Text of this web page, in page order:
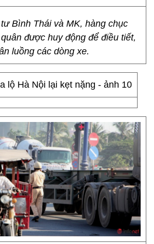
Bình Thái và MK, hàng chục
được huy động để điều tiết,
luồng các dòng xe.